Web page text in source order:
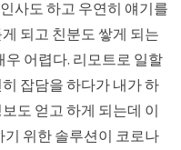
사도 하고 우연히 얘기를
되고 친분도 쌓게 되는
어렵다. 리모트로 일할
잡담을 하다가 내가 하
도 얻고 하게 되는데 이
기 위한 솔루션이 코로나